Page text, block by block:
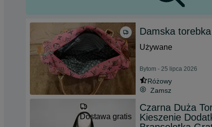
Damska torebka
Używane
Bytom - 25 lipca 2026
Różowy
Zamsz
Dostawa gratis
Czarna Duża
Kieszenie